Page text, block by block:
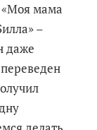
«Моя мама
–
даже